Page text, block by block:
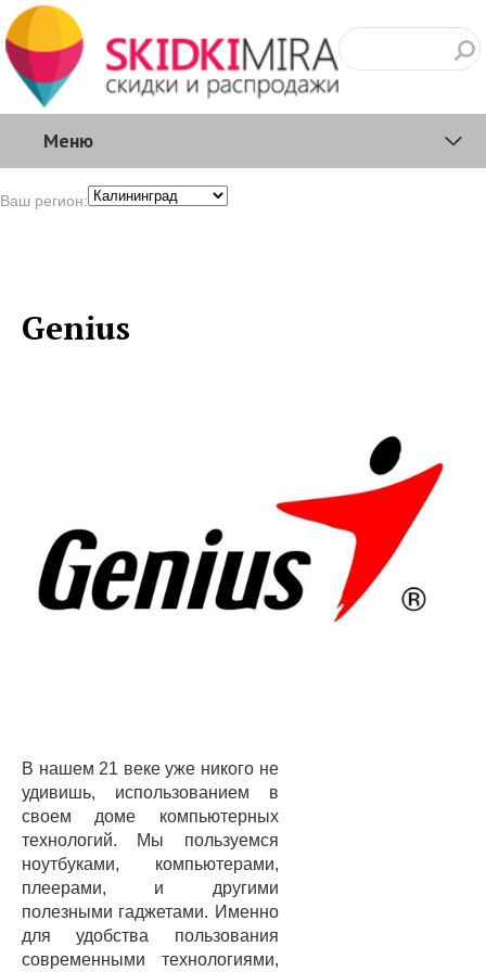
Меню
Ваш регион:
Genius
В нашем 21 веке уже никого не
удивишь, использованием в
своем доме компьютерных
технологий. Мы пользуемся
ноутбуками, компьютерами,
плеерами, и другими
полезными гаджетами. Именно
для удобства пользования
современными технологиями,